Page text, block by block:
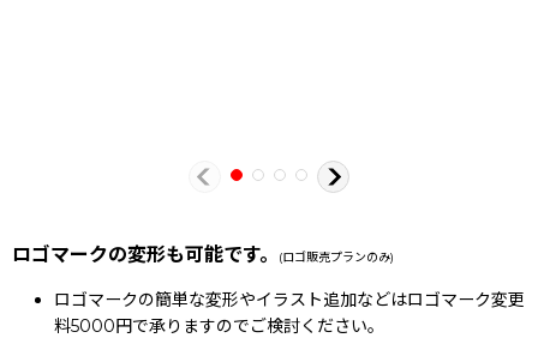
ロゴマークの変形も可能です。 (ロゴ販売プランのみ)
ロゴマークの簡単な変形やイラスト追加などはロゴマーク変更
料5000円で承りますのでご検討ください。